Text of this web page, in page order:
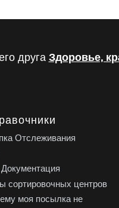
друга Здоровье,
Отслеживания
сортировочных центров
моя посылка не